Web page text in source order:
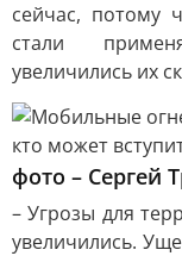
сейчас, потому
стали
увеличились их
фото – Сергей
– Угрозы для
увеличились.